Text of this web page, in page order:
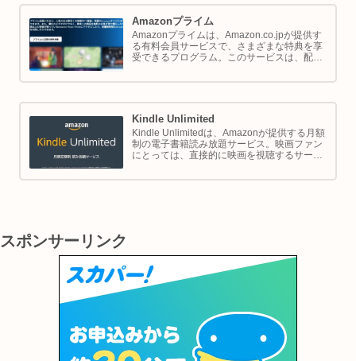
Amazonプライム
Amazonプライムは、Amazon.co.jpが提供す
る有料会員サービスで、さまざまな特典を享
受できるプログラム。このサービスは、配送
実、さらには限定割引までをカバーし、日常
Kindle Unlimited
Kindle Unlimitedは、Amazonが提供する月額
制の電子書籍読み放題サービス。映画ファン
にとっては、直接的に映画を視聴するサービ
理解し、楽しむための間接的なツールとして
スポンサーリンク